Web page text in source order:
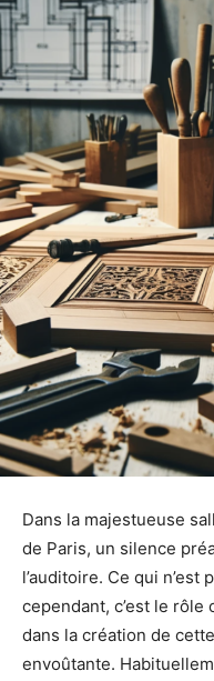
Dans la majestueuse
de Paris, un silence
l’auditoire. Ce qui
cependant, c’est le
dans la création de
envoûtante.